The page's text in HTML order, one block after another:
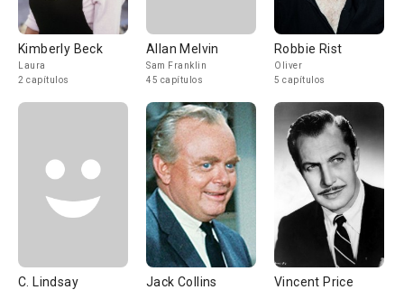
Kimberly Beck
Laura
2 capítulos
Allan Melvin
Sam Franklin
45 capítulos
Robbie Rist
Oliver
5 capítulos
C. Lindsay
Jack Collins Vincent Price